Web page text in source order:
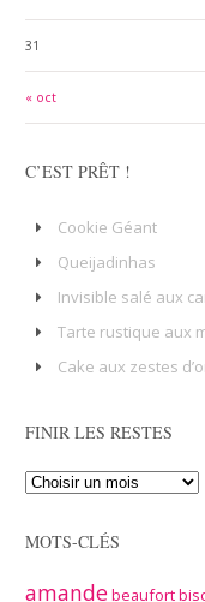
« oct
31
C’EST PRÊT !
Cookie Géant
Queijadinhas
Invisible salé aux
Tarte rustique aux
Cake aux zestes
FINIR LES RESTES
MOTS-CLÉS
amandebeaufort